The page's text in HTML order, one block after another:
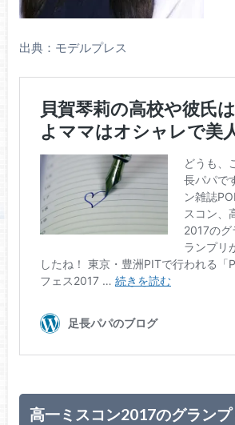
出典：モデルプレス
高一ミスコン2017のグラン